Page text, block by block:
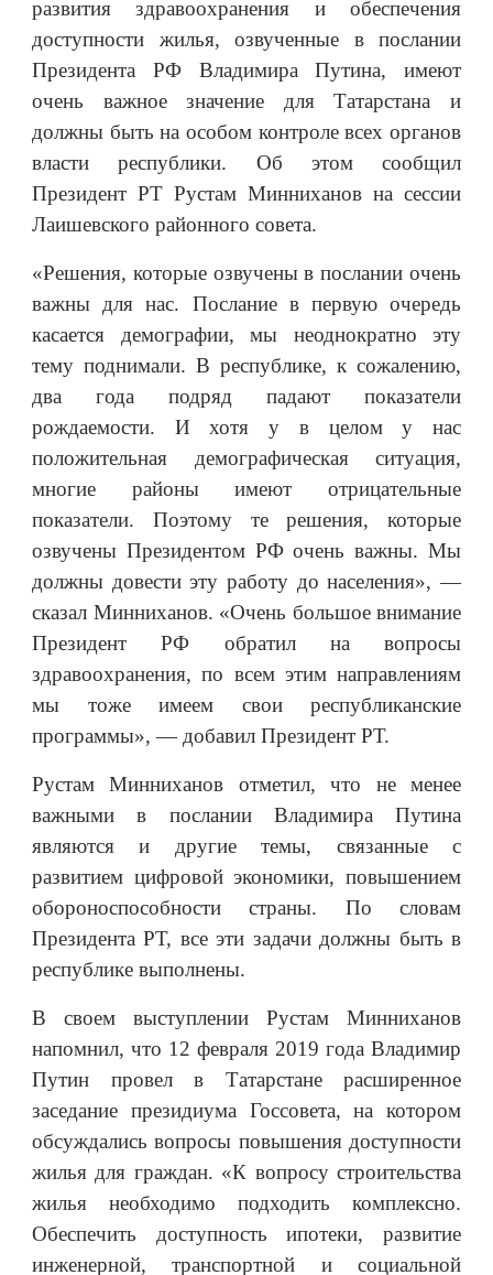
развития здравоохранения и обеспечения
доступности жилья, озвученные в послании
Президента РФ Владимира Путина, имеют
очень важное значение для Татарстана и
должны быть на особом контроле всех органов
власти республики. Об этом сообщил
Президент РТ Рустам Минниханов на сессии
Лаишевского районного совета.
«Решения, которые озвучены в послании очень
важны для нас. Послание в первую очередь
касается демографии, мы неоднократно эту
тему поднимали. В республике, к сожалению,
два года подряд падают показатели
рождаемости. И хотя у в целом у нас
положительная демографическая ситуация,
многие районы имеют отрицательные
показатели. Поэтому те решения, которые
озвучены Президентом РФ очень важны. Мы
должны довести эту работу до населения», —
сказал Минниханов. «Очень большое внимание
Президент РФ обратил на вопросы
здравоохранения, по всем этим направлениям
мы тоже имеем свои республиканские
программы», — добавил Президент РТ.
Рустам Минниханов отметил, что не менее
важными в послании Владимира Путина
являются и другие темы, связанные с
развитием цифровой экономики, повышением
обороноспособности страны. По словам
Президента РТ, все эти задачи должны быть в
республике выполнены.
В своем выступлении Рустам Минниханов
напомнил, что 12 февраля 2019 года Владимир
Путин провел в Татарстане расширенное
заседание президиума Госсовета, на котором
обсуждались вопросы повышения доступности
жилья для граждан. «К вопросу строительства
жилья необходимо подходить комплексно.
Обеспечить доступность ипотеки, развитие
инженерной, транспортной и социальной